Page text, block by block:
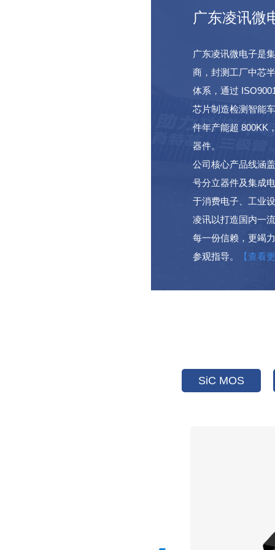
广东凌讯微
广东凌讯微电子是
商，封测工厂中芯
体系，通过
芯片制造检测智能
件年产能超 800KK
器件。
公司核心产品线涵
号分立器件及集成
于消费电子、工业
凌讯以打造国内一
每一份信赖，更竭
参观指导。
【查看
SiC MOS